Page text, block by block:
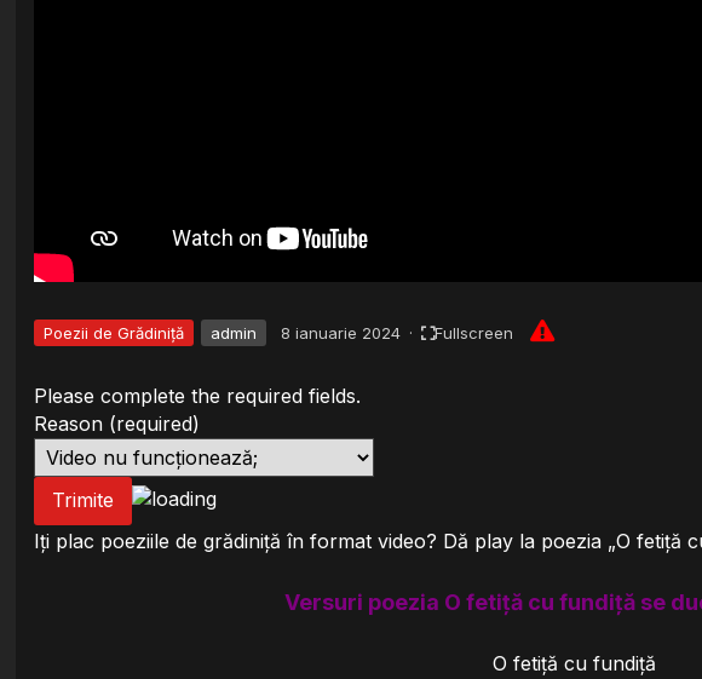
Poezii de Grădiniță admin 8 ianuarie 2024 · Fullscreen
Please complete the required fields.
Reason (required)
Trimite
Iți plac poeziile de grădiniță în format video? Dă play la poezia „O fetiță
Versuri poezia O fetiță cu fundiță se
O fetiță cu fundiță